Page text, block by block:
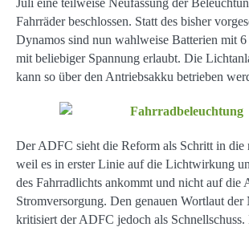
Fahrräder beschlossen. Statt des bisher
Dynamos sind nun wahlweise Batterien mit
mit beliebiger Spannung erlaubt. Die
kann so über den Antriebsakku betrieben
Der ADFC sieht die Reform als Schritt in die
weil es in erster Linie auf die Lichtwirkung
des Fahrradlichts ankommt und nicht auf die
Stromversorgung. Den genauen Wortlaut der
kritisiert der ADFC jedoch als Schnellschuss.